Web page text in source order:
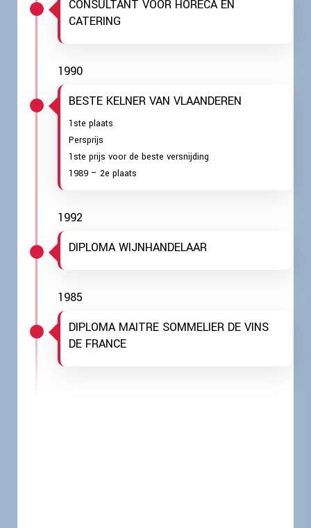
CONSULTANT VOOR HORECA EN
CATERING
1990
BESTE KELNER VAN VLAANDEREN
1ste plaats
Persprijs
1ste prijs voor de beste versnijding
1989 – 2e plaats
DIPLOMA WIJNHANDELAAR
1992
1985
DIPLOMA MAITRE SOMMELIER DE VINS
DE FRANCE